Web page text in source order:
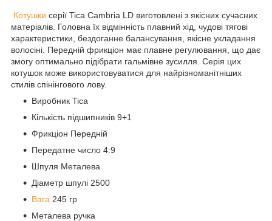
Котушки серії Tica Cambria LD виготовлені з якісних сучасних
матеріалів. Головна їх відмінність плавний хід, чудові тягові
характеристики, бездоганне балансування, якісне укладання
волосіні. Передній фрикціон має плавне регулювання, що дає
змогу оптимально підібрати гальмівне зусилля. Серія цих
котушок може використовуватися для найрізноманітніших
стилів спінінгового лову.
Виробник Tica
Кількість підшипників 9+1
Фрикціон Передній
Передатне число 4:9
Шпуля Металева
Діаметр шпулі 2500
Вага 245 гр
Металева ручка